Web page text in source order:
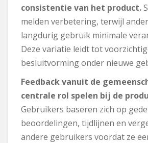
consistentie van het product.
melden verbetering, terwijl
langdurig gebruik minimale
Deze variatie leidt tot
besluitvorming onder nieuwe
Feedback vanuit de
centrale rol spelen bij de
Gebruikers baseren zich op
beoordelingen, tijdlijnen en
andere gebruikers voordat ze